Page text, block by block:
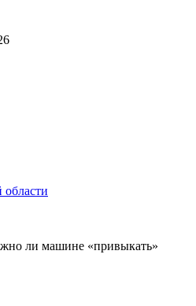
области
ли машине «привыкать»